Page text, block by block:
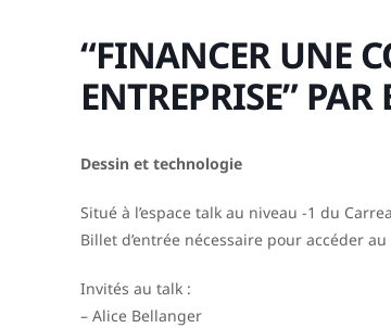
“FINANCER UNE
ENTREPRISE”
Dessin et technologie
Situé à l’espace talk au niveau -1 du
Billet d’entrée nécessaire pour accéder au
Invités au talk :
– Alice Bellanger